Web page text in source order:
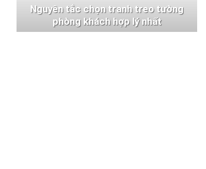
Nguyên tắc chọn tranh treo tường
phòng khách hợp lý nhất